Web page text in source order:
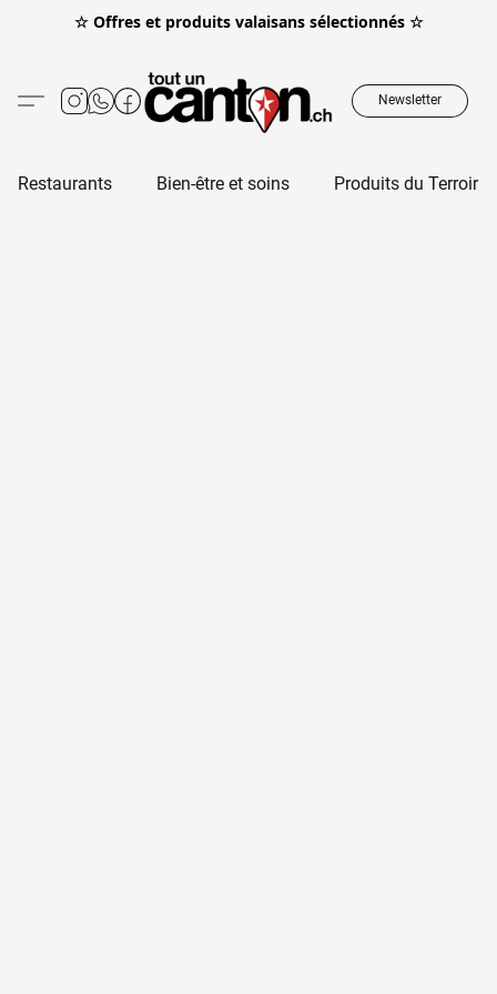
☆ Offres et produits valaisans sélectionnés ☆
Newsletter
Restaurants Bien-être et soins Produits du Terroir